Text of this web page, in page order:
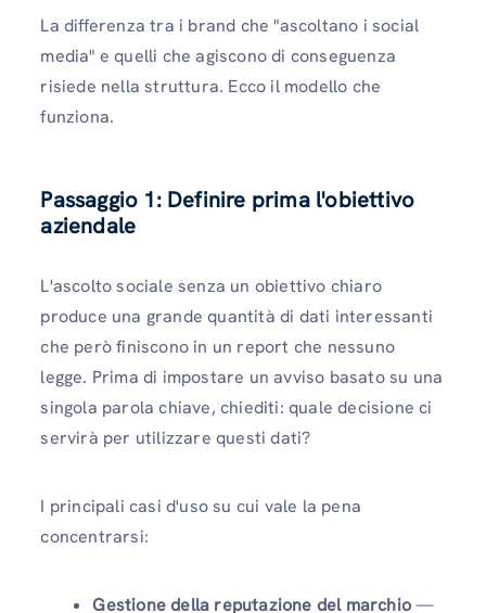
La differenza tra i brand che "ascoltano i social
media" e quelli che agiscono di conseguenza
risiede nella struttura. Ecco il modello che
funziona.
Passaggio 1: Definire prima l'obiettivo
aziendale
L'ascolto sociale senza un obiettivo chiaro
produce una grande quantità di dati interessanti
che però finiscono in un report che nessuno
legge. Prima di impostare un avviso basato su una
singola parola chiave, chiediti: quale decisione ci
servirà per utilizzare questi dati?
I principali casi d'uso su cui vale la pena
concentrarsi:
Gestione della reputazione del marchio—